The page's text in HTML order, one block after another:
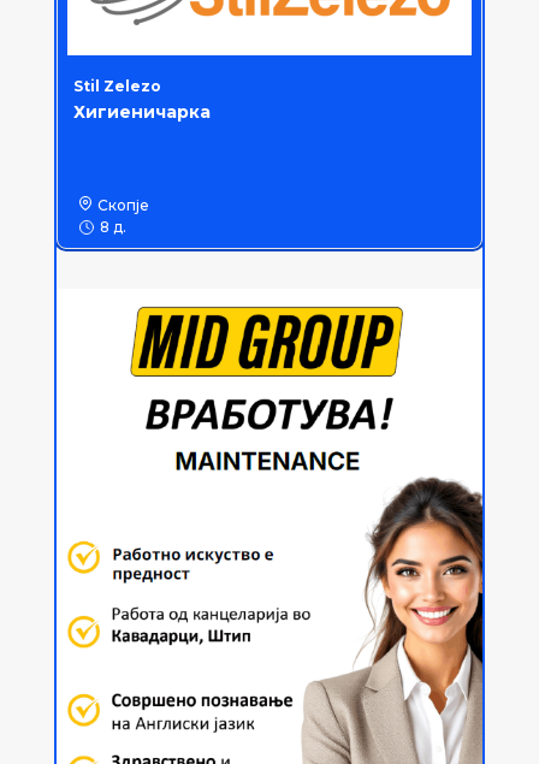
Stil Zelezo
Хигиеничарка
Скопје
8 д.